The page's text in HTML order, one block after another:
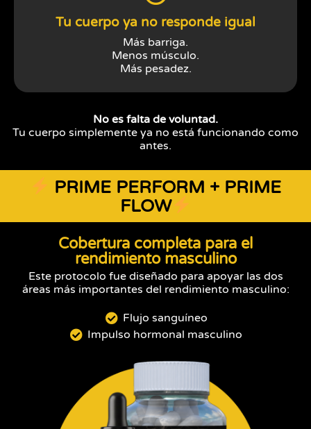
Tu cuerpo ya no responde igual
Más barriga.
Menos músculo.
Más pesadez.
No es falta de voluntad.
Tu cuerpo simplemente ya no está funcionando como
antes.
PRIME PERFORM + PRIME
FLOW
Cobertura completa para el
rendimiento masculino
Este protocolo fue diseñado para apoyar las dos
áreas más importantes del rendimiento masculino:
Flujo sanguíneo
Impulso hormonal masculino